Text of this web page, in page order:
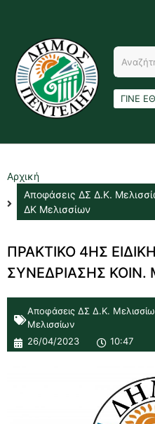
ΓΙΝΕ
Αρχική
Αποφάσεις ΔΣ Δ.Κ.
ΔΚ Μελισσίων
ΠΡΑΚΤΙΚΟ 4ΗΣ
ΣΥΝΕΔΡΙΑΣΗΣ ΚΟΙΝ.
Αποφάσεις ΔΣ Δ.Κ.
Μελισσίων
26/04/2023
10:47